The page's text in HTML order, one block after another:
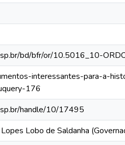
bd/bfr/or/10.5016_10-
interessantes-para-a-
176
handle/10/17495
Lobo de Saldanha